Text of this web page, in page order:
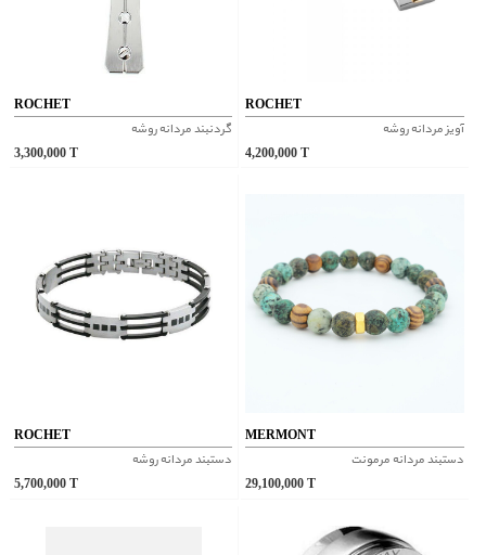
ROCHET
گردنبند مردانه روشه
3,300,000
ROCHET
آویز مردانه روشه
4,200,000
ROCHET
دستبند مردانه روشه
5,700,000
MERMONT
دستبند مردانه مرمونت
29,100,000